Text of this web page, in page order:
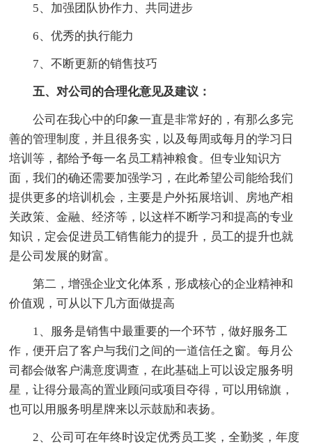
5、加强团队协作力、共同进步
6、优秀的执行能力
7、不断更新的销售技巧
五、对公司的合理化意见及建议：
公司在我心中的印象一直是非常好的，有那么多完
善的管理制度，并且很务实，以及每周或每月的学习日
培训等，都给予每一名员工精神粮食。但专业知识方
面，我们的确还需要加强学习，在此希望公司能给我们
提供更多的培训机会，主要是户外拓展培训、房地产相
关政策、金融、经济等，以这样不断学习和提高的专业
知识，定会促进员工销售能力的提升，员工的提升也就
是公司发展的财富。
第二，增强企业文化体系，形成核心的企业精神和
价值观，可从以下几方面做提高
1、服务是销售中最重要的一个环节，做好服务工
作，便开启了客户与我们之间的一道信任之窗。每月公
司都会做客户满意度调查，在此基础上可以设定服务明
星，让得分最高的置业顾问或项目夺得，可以用锦旗，
也可以用服务明星牌来以示鼓励和表扬。
2、公司可在年终时设定优秀员工奖，全勤奖，年度